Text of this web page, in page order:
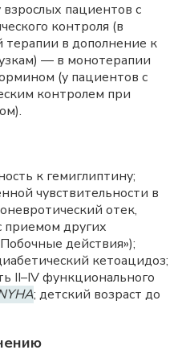
пациентов с
контроля (в
терапии в дополнение к
— в монотерапии
(у пациентов с
контролем при
к гемиглиптину;
чувствительности в
отек,
приемом других
действия»);
кетоацидоз;
II–IV функционального
; детский возраст до